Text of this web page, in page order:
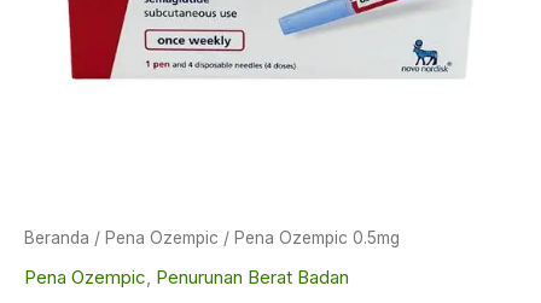
Beranda / Pena Ozempic / Pena Ozempic 0.5mg
Pena Ozempic, Penurunan Berat Badan